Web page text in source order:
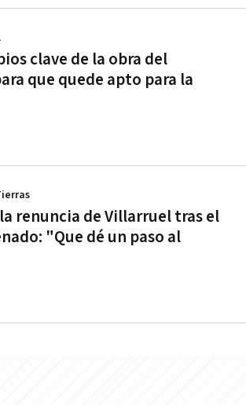
clave de la obra del
que quede apto para la
renuncia de Villarruel tras el
"Que dé un paso al